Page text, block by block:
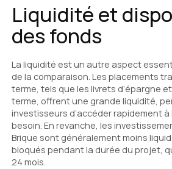
Liquidité et
des fonds
La liquidité est un autre aspect
de la comparaison. Les placements
terme, tels que les livrets d’épargne
terme, offrent une grande liquidité,
investisseurs d’accéder rapidement
besoin. En revanche, les
Brique sont généralement moins
bloqués pendant la durée du projet,
24 mois.